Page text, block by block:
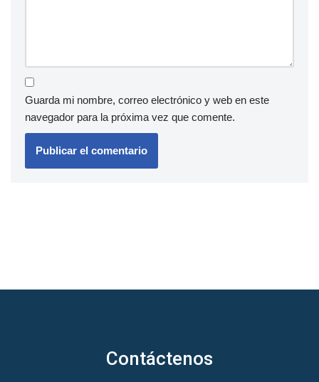
Guarda mi nombre, correo electrónico y web en este
navegador para la próxima vez que comente.
Contáctenos